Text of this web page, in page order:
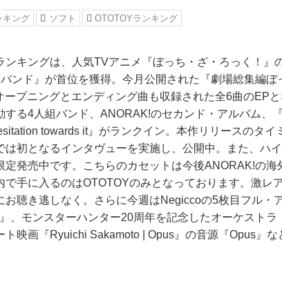
キング ソフト OTOTOYランキング
ンキングは、人気TVアニメ『ぼっち・ざ・ろっく！』
ンド』が首位を獲得。今月公開された『劇場総集編ぼ
ープニングとエンディング曲も収録された全6曲のEP
する4人組バンド、ANORAK!のセカンド・アルバム、
towards it』がランクイン。本作リリースのタイ
は初となるインタヴューを実施し、公開中。また、ハ
定発売中です。こちらのカセットは今後ANORAK!の海
で手に入るのはOTOTOYのみとなっております。激レ
お聴き逃しなく。さらに今週はNegiccoの5枚目フル・
、モンスターハンター20周年を記念したオーケストラ
ト映画『Ryuichi Sakamoto | Opus』の音源『Opus』な